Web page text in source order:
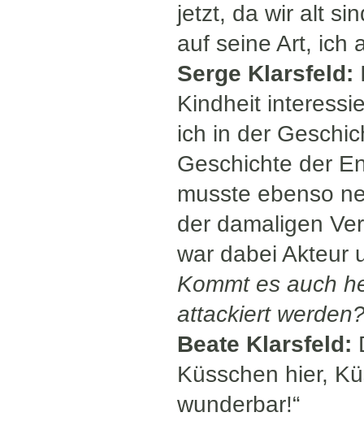
jetzt, da wir alt
auf seine Art, ich
Serge Klarsfeld:
Kindheit
ich in der
Geschichte der
musste ebenso
der damaligen
war dabei Akteur
Kommt es auch
attackiert
Beate Klarsfeld:
Küsschen hier,
wunderbar!“